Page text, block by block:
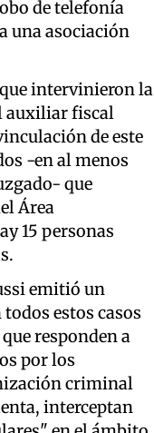
de telefonía
una asociación
intervinieron la
auxiliar fiscal
de este
-en al menos
que
Área
15 personas
emitió un
estos casos
responden a
por los
criminal
interceptan